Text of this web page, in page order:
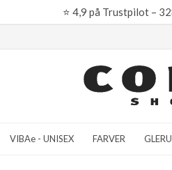
⭐ 4,9 på Trustpilot –
VIBAe - UNISEX FARVER